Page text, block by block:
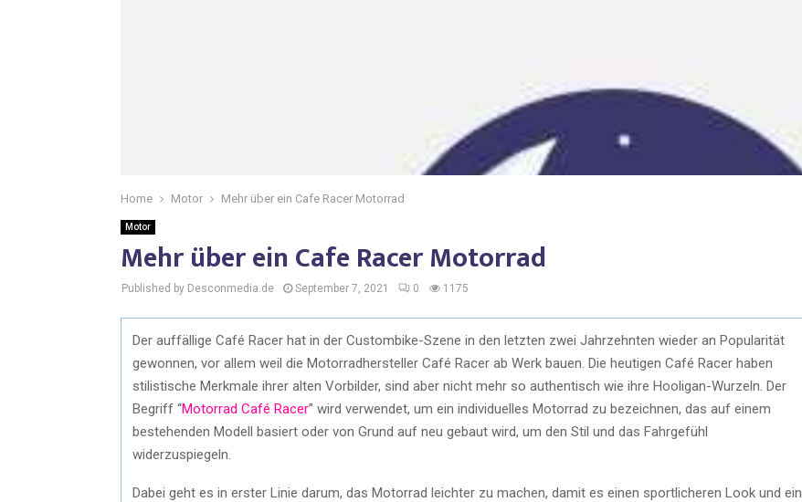
Home Motor Mehr über ein Cafe Racer Motorrad
Motor
Mehr über ein Cafe Racer Motorrad
Published by Desconmedia.de September 7, 2021 0 1175
Der auffällige Café Racer hat in der Custombike-Szene in den letzten zwei Jahrzehnten wieder an Popularität
gewonnen, vor allem weil die Motorradhersteller Café Racer ab Werk bauen. Die heutigen Café Racer haben
stilistische Merkmale ihrer alten Vorbilder, sind aber nicht mehr so authentisch wie ihre Hooligan-Wurzeln. Der
Begriff “Motorrad Café Racer” wird verwendet, um ein individuelles Motorrad zu bezeichnen, das auf einem
bestehenden Modell basiert oder von Grund auf neu gebaut wird, um den Stil und das Fahrgefühl
widerzuspiegeln.
Dabei geht es in erster Linie darum, das Motorrad leichter zu machen, damit es einen sportlicheren Look und ein